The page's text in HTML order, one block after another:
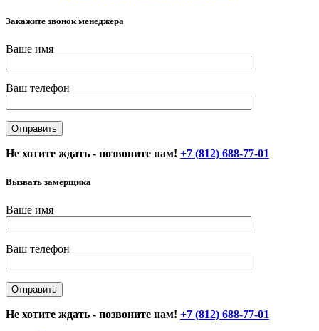
Закажите звонок менеджера
Ваше имя
Ваш телефон
Не хотите ждать - позвоните нам! +7 (812) 688-77-01
Вызвать замерщика
Ваше имя
Ваш телефон
Не хотите ждать - позвоните нам! +7 (812) 688-77-01